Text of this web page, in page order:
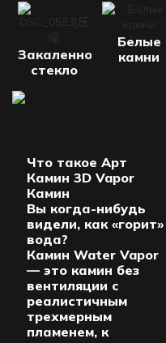
Закаленное
стекло
Белые
камни
Что такое Арт
Камин 3D Vapor
Камин
Вы когда-нибудь
видели, как «горит»
вода?
Камин Water Vapor
— это камин без
вентиляции с
реалистичным
трехмерным
пламенем, к